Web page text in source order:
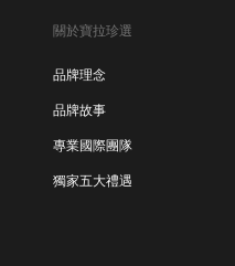
關於寶拉珍選
品牌理念
品牌故事
專業國際團隊
獨家五大禮遇